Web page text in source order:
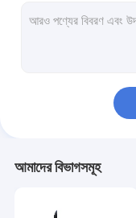
আমাদের বিভাগসমূহ